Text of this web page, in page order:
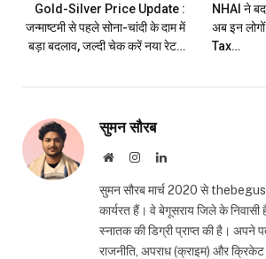
Gold-Silver Price Update :
जन्माष्टमी से पहले सोना-चांदी के दाम में
बड़ा बदलाव, जल्दी चेक करें नया रेट…
NHAI ने
अब इन लोगों
Tax…
सुमन सौरब
WebsiteInstagramLinkedIn
सुमन सौरब मार्च 2020 से
कार्यरत हैं। वे बेगूसराय जिले के
स्नातक की डिग्री प्राप्त की है। अपने
राजनीति, अपराध (क्राइम) और